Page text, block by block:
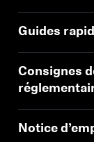
Guides
Consignes
Notice